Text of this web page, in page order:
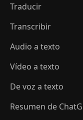
Traducir
Transcribir
Audio a texto
Vídeo a texto
De voz a texto
Resumen de